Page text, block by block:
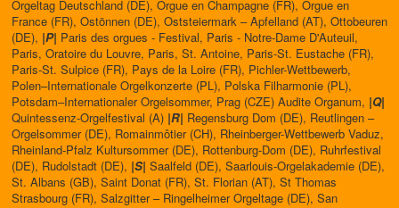
Orgeltag Deutschland (DE), Orgue en Champagne (FR), Orgue en
France (FR), Ostönnen (DE), Oststeiermark – Apfelland (AT), Ottobeuren
(DE), |P| Paris des orgues - Festival, Paris - Notre-Dame D'Auteuil,
Paris, Oratoire du Louvre, Paris, St. Antoine, Paris-St. Eustache (FR),
Paris-St. Sulpice (FR), Pays de la Loire (FR), Pichler-Wettbewerb,
Polen–Internationale Orgelkonzerte (PL), Polska Filharmonie (PL),
Potsdam–Internationaler Orgelsommer, Prag (CZE) Audite Organum, |Q|
Quintessenz-Orgelfestival (A) |R| Regensburg Dom (DE), Reutlingen –
Orgelsommer (DE), Romainmôtier (CH), Rheinberger-Wettbewerb Vaduz,
Rheinland-Pfalz Kultursommer (DE), Rottenburg-Dom (DE), Ruhrfestival
(DE), Rudolstadt (DE), |S| Saalfeld (DE), Saarlouis-Orgelakademie (DE),
St. Albans (GB), Saint Donat (FR), St. Florian (AT), St Thomas
Strasbourg (FR), Salzgitter – Ringelheimer Orgeltage (DE), San